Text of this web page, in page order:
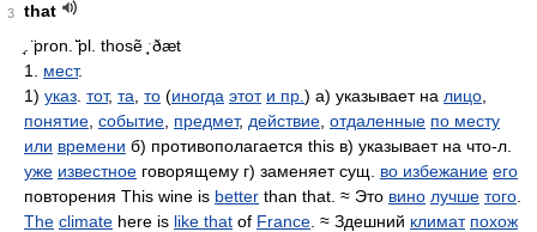
3
that
̘. ̈pron. ̆̈pl. thosẽ ̘ˑðæt
1. мест.
1) указ тот, та то (иногда этот и пр. ) а) указывает на лицо
понятие событие предмет, действие отдаленные по месту
или времени б) противополагается this в) указывает на что-л.
уже известное говорящему г) заменяет сущ. во избежание его
повторения This wine is better than that. ≈ Это вино лучше того
The climate here is like that of France . ≈ Здешний климат похож